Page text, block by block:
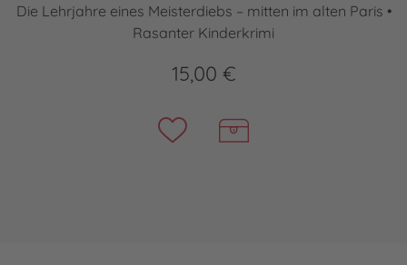
Die Lehrjahre eines Meisterdiebs – mitten im alten Paris •
Rasanter Kinderkrimi
15,00 €